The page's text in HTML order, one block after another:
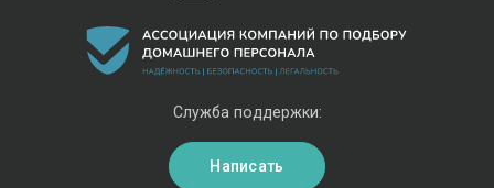
Служба поддержки:
Написать